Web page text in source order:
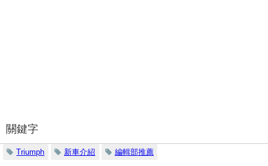
關鍵字
Triumph 新車介紹 編輯部推薦